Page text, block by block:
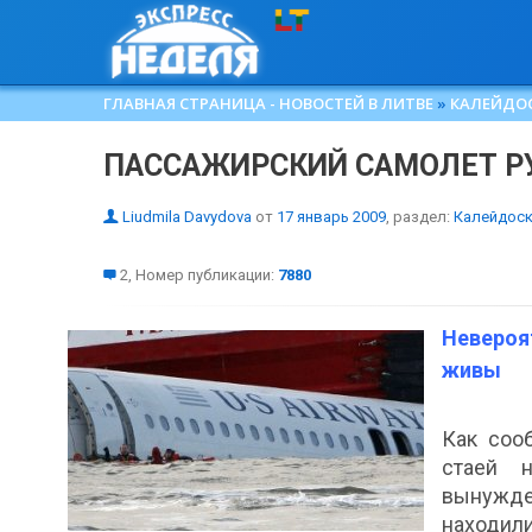
ГЛАВНАЯ СТРАНИЦА - НОВОСТЕЙ В ЛИТВЕ »
ПАССАЖИРСКИЙ САМОЛЕТ
Liudmila Davydova от 17 январь 2009, раздел:
2, Номер публикации: 7880
живы
Как
стаей